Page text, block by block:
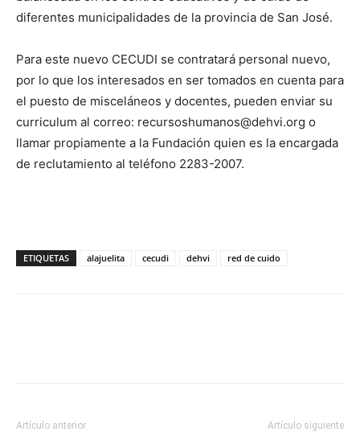
diferentes municipalidades de la provincia de San José.
Para este nuevo CECUDI se contratará personal nuevo,
por lo que los interesados en ser tomados en cuenta para
el puesto de misceláneos y docentes, pueden enviar su
curriculum al correo: recursoshumanos@dehvi.org o
llamar propiamente a la Fundación quien es la encargada
de reclutamiento al teléfono 2283-2007.
ETIQUETAS alajuelita cecudi dehvi red de cuido
Artículo anterior Artículo siguiente